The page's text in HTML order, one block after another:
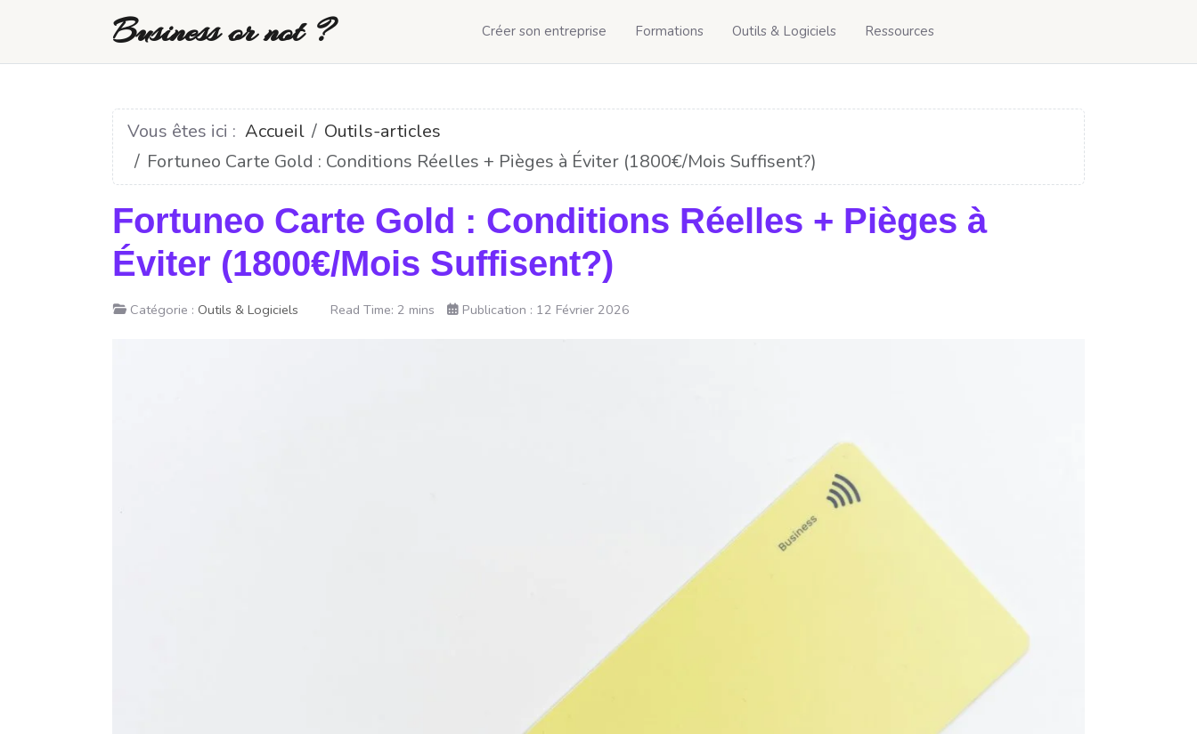
Business or not ? Créer son entreprise Formations Outils & Logiciels Ressources
Vous êtes ici : Accueil
Outils-articles
Fortuneo Carte Gold : Conditions Réelles + Pièges à Éviter (1800€/Mois Suffisent?)
Fortuneo Carte Gold : Conditions Réelles + Pièges à
Éviter (1800€/Mois Suffisent?)
Catégorie : Outils & Logiciels Read Time: 2 mins Publication : 12 Février 2026